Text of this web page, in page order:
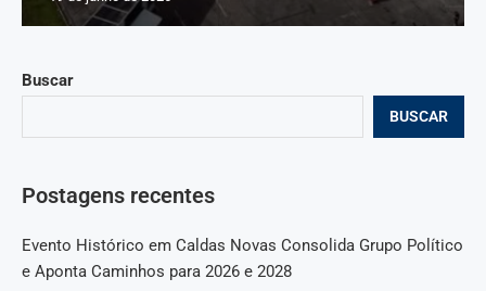
Buscar
BUSCAR
Postagens recentes
Evento Histórico em Caldas Novas Consolida Grupo Político
e Aponta Caminhos para 2026 e 2028